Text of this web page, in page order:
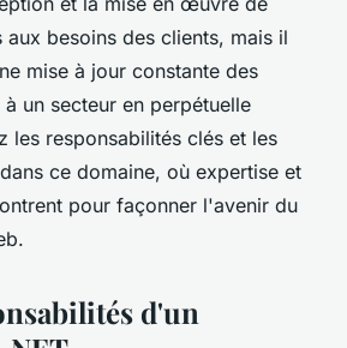
aux besoins des clients, mais il
mise à jour constante des
un secteur en perpétuelle
les responsabilités clés et les
ce domaine, où expertise et
pour façonner l'avenir du
d'un